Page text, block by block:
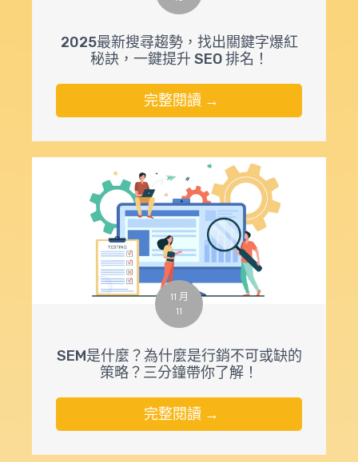
2025最新搜尋趨勢，找出關鍵字爆紅
秘訣，一鍵提升 SEO 排名！
完整閱讀 →
11 月
11
SEM是什麼？為什麼是行銷不可或缺的
策略？三分鐘帶你了解！
完整閱讀 →